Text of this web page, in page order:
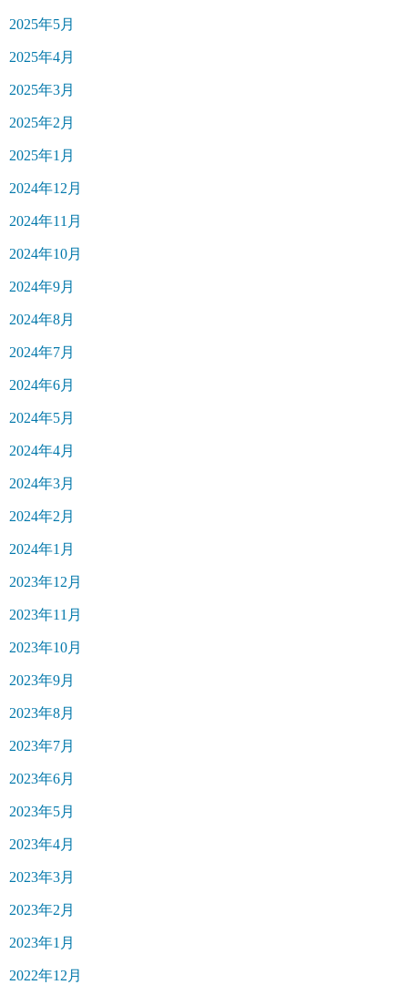
2025年5月
2025年4月
2025年3月
2025年2月
2025年1月
2024年12月
2024年11月
2024年10月
2024年9月
2024年8月
2024年7月
2024年6月
2024年5月
2024年4月
2024年3月
2024年2月
2024年1月
2023年12月
2023年11月
2023年10月
2023年9月
2023年8月
2023年7月
2023年6月
2023年5月
2023年4月
2023年3月
2023年2月
2023年1月
2022年12月